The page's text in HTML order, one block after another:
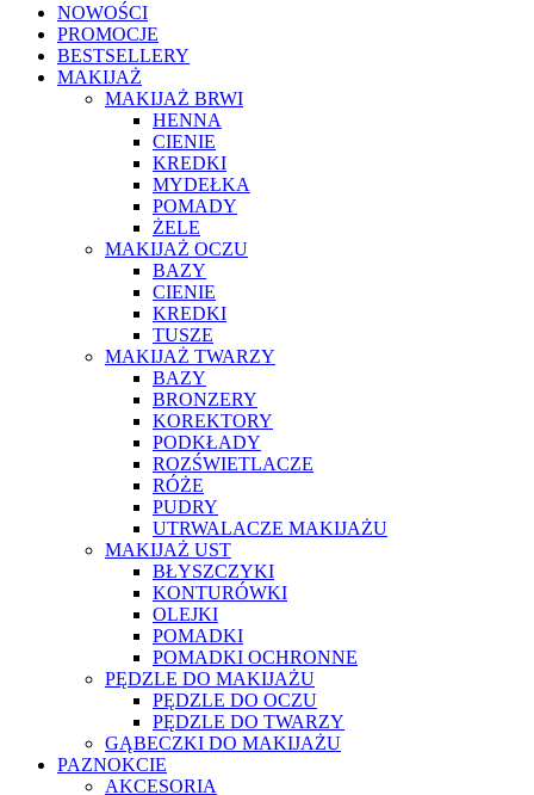
NOWOŚCI
PROMOCJE
BESTSELLERY
MAKIJAŻ
MAKIJAŻ BRWI
HENNA
CIENIE
KREDKI
MYDEŁKA
POMADY
ŻELE
MAKIJAŻ OCZU
BAZY
CIENIE
KREDKI
TUSZE
MAKIJAŻ TWARZY
BAZY
BRONZERY
KOREKTORY
PODKŁADY
ROZŚWIETLACZE
RÓŻE
PUDRY
UTRWALACZE MAKIJAŻU
MAKIJAŻ UST
BŁYSZCZYKI
KONTURÓWKI
OLEJKI
POMADKI
POMADKI OCHRONNE
PĘDZLE DO MAKIJAŻU
PĘDZLE DO OCZU
PĘDZLE DO TWARZY
GĄBECZKI DO MAKIJAŻU
PAZNOKCIE
AKCESORIA